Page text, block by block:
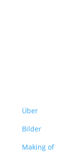
Über
Bilder
Making of